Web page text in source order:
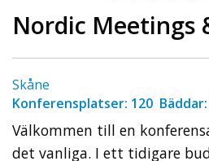
Nordic Meetings
Skåne
Konferensplatser: 120 Bäddar:
Välkommen till en
det vanliga. I ett tidigare